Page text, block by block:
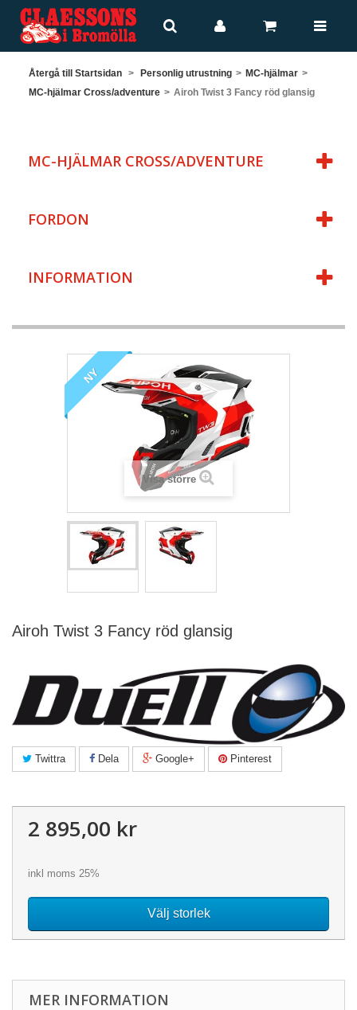
Återgå till Startsidan > Personlig utrustning > MC-hjälmar >
MC-hjälmar Cross/adventure > Airoh Twist 3 Fancy röd glansig
MC-HJÄLMAR CROSS/ADVENTURE
FORDON
INFORMATION
NY
Visa större
Airoh Twist 3 Fancy röd glansig
Twittra Dela Google+ Pinterest
2 895,00 kr
inkl moms 25%
Välj storlek
MER INFORMATION